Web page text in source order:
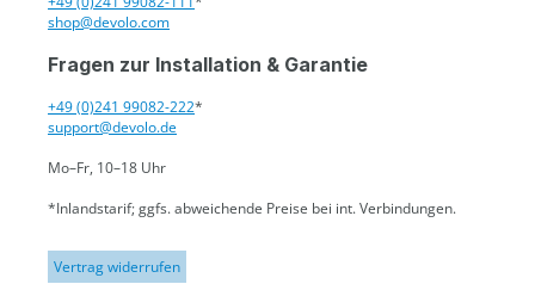
shop@devolo.com
Fragen zur Installation & Garantie
+49 (0)241 99082-222*
support@devolo.de
Mo–Fr, 10–18 Uhr
*Inlandstarif; ggfs. abweichende Preise bei int. Verbindungen.
Vertrag widerrufen